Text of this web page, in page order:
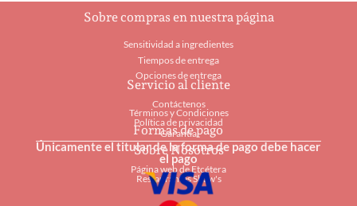
Sobre compras en nuestra página
Sensitividad a ingredientes
Tiempos de entrega
Opciones de entrega
Servicio al cliente
Contáctenos
Términos y Condiciones
Política de privacidad
Garantía
Sobre Nosotros
Página web de Etcétera
Restaurantes Shaw's
Formas de pago
Únicamente el titular de la forma de pago debe hacer
el pago